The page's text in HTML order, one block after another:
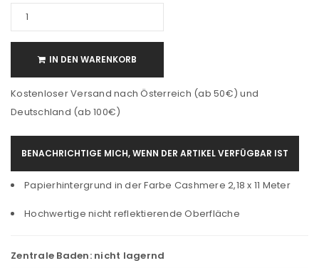
IN DEN WARENKORB
Kostenloser Versand nach Österreich (ab 50€) und
Deutschland (ab 100€)
BENACHRICHTIGE MICH, WENN DER ARTIKEL VERFÜGBAR IST
Papierhintergrund in der Farbe Cashmere 2,18 x 11 Meter
Hochwertige nicht reflektierende Oberfläche
Zentrale Baden: nicht lagernd